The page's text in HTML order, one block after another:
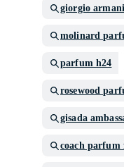
giorgio
molinard
parfum h24
rosewood
gisada
coach parfum